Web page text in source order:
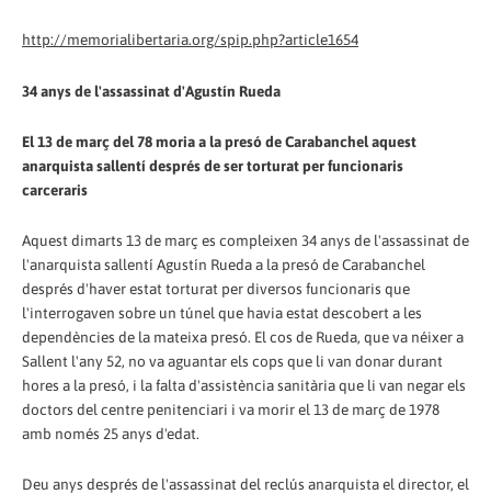
http://memorialibertaria.org/spip.php?article1654
34 anys de l'assassinat d'Agustín Rueda
El 13 de març del 78 moria a la presó de Carabanchel aquest
anarquista sallentí després de ser torturat per funcionaris
carceraris
Aquest dimarts 13 de març es compleixen 34 anys de l'assassinat de
l'anarquista sallentí Agustín Rueda a la presó de Carabanchel
després d'haver estat torturat per diversos funcionaris que
l'interrogaven sobre un túnel que havia estat descobert a les
dependències de la mateixa presó. El cos de Rueda, que va néixer a
Sallent l'any 52, no va aguantar els cops que li van donar durant
hores a la presó, i la falta d'assistència sanitària que li van negar els
doctors del centre penitenciari i va morir el 13 de març de 1978
amb només 25 anys d'edat.
Deu anys després de l'assassinat del reclús anarquista el director, el